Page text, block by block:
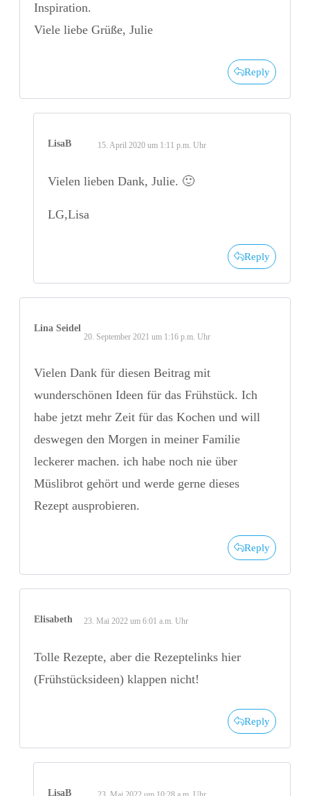
Inspiration.
Viele liebe Grüße, Julie
Reply
LisaB 15. April 2020 um 1:11 p.m. Uhr
Vielen lieben Dank, Julie. 🙂
LG,Lisa
Reply
Lina Seidel
20. September 2021 um 1:16 p.m. Uhr
Vielen Dank für diesen Beitrag mit
wunderschönen Ideen für das Frühstück. Ich
habe jetzt mehr Zeit für das Kochen und will
deswegen den Morgen in meiner Familie
leckerer machen. ich habe noch nie über
Müslibrot gehört und werde gerne dieses
Rezept ausprobieren.
Reply
Elisabeth 23. Mai 2022 um 6:01 a.m. Uhr
Tolle Rezepte, aber die Rezeptelinks hier
(Frühstücksideen) klappen nicht!
Reply
LisaB